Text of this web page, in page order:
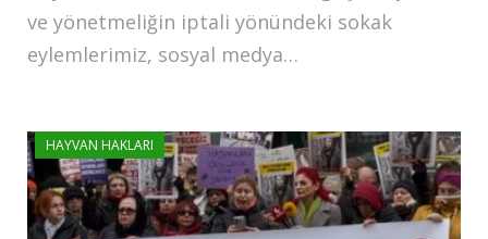
ve yönetmeliğin iptali yönündeki sokak
eylemlerimiz, sosyal medya…
HAYVAN HAKLARI